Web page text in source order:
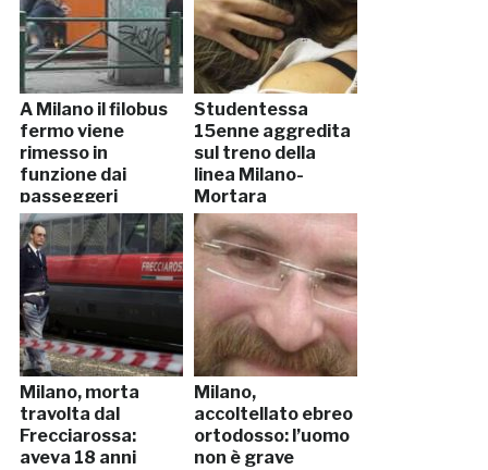
A Milano il filobus
fermo viene
rimesso in
funzione dai
passeggeri
Studentessa
15enne aggredita
sul treno della
linea Milano-
Mortara
Milano, morta
travolta dal
Frecciarossa:
aveva 18 anni
Milano,
accoltellato ebreo
ortodosso: l’uomo
non è grave